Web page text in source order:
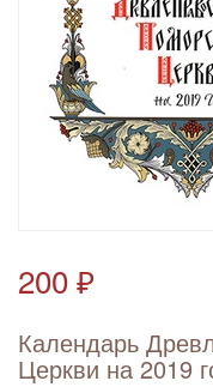
200 ₽
Календарь
Церкви на 2019